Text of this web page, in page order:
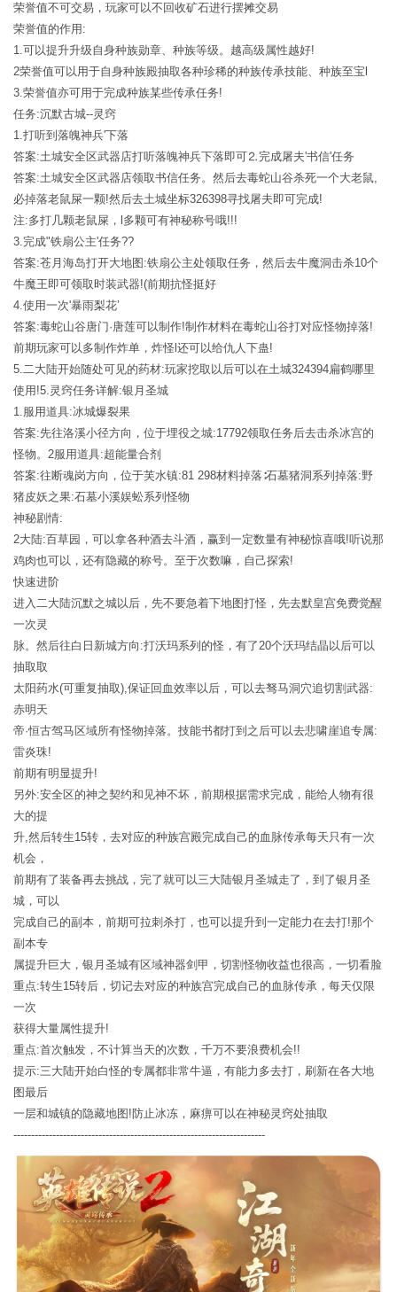
荣誉值不可交易，玩家可以不回收矿石进行摆摊交易
荣誉值的作用:
1.可以提升升级自身种族勋章、种族等级。越高级属性越好!
2荣誉值可以用于自身种族殿抽取各种珍稀的种族传承技能、种族至宝l
3.荣誉值亦可用于完成种族某些传承任务!
任务:沉默古城--灵窍
1.打听到落魄神兵'下落
答案:土城安全区武器店打听落魄神兵下落即可⒉完成屠夫'书信'任务
答案:土城安全区武器店领取书信任务。然后去毒蛇山谷杀死一个大老鼠,
必掉落老鼠屎一颗!然后去土城坐标326398寻找屠夫即可完成!
注:多打几颗老鼠屎，l多颗可有神秘称号哦!!!
3.完成"铁扇公主'任务??
答案:苍月海岛打开大地图:铁扇公主处领取任务，然后去牛魔洞击杀10个
牛魔王即可领取时装武器!(前期抗怪挺好
4.使用一次'暴雨梨花’
答案:毒蛇山谷唐门·唐莲可以制作!制作材料在毒蛇山谷打对应怪物掉落!
前期玩家可以多制作炸单，炸怪l还可以给仇人下蛊!
5.二大陆开始随处可见的药材:玩家挖取以后可以在土城324394扁鹤哪里
使用!5.灵窍任务详解:银月圣城
1.服用道具:冰城爆裂果
答案:先往洛溪小径方向，位于埋役之城:17792领取任务后去击杀冰宫的
怪物。2服用道具:超能量合剂
答案:往断魂岗方向，位于芙水镇:81 298材料掉落∶石墓猪洞系列掉落:野
猪皮妖之果:石墓小溪娱蚣系列怪物
神秘剧情:
2大陆:百草园，可以拿各种酒去斗酒，赢到一定数量有神秘惊喜哦!听说那
鸡肉也可以，还有隐藏的称号。至于次数嘛，自己探索!
快速进阶
进入二大陆沉默之城以后，先不要急着下地图打怪，先去默皇宫免费觉醒
一次灵
脉。然后往白日新城方向:打沃玛系列的怪，有了20个沃玛结晶以后可以
抽取取
太阳药水(可重复抽取),保证回血效率以后，可以去驽马洞穴追切割武器:
赤明天
帝·恒古驾马区域所有怪物掉落。技能书都打到之后可以去悲啸崖追专属:
雷炎珠!
前期有明显提升!
另外:安全区的神之契约和见神不坏，前期根据需求完成，能给人物有很
大的提
升,然后转生15转，去对应的种族宫殿完成自己的血脉传承每天只有一次
机会，
前期有了装备再去挑战，完了就可以三大陆银月圣城走了，到了银月圣
城，可以
完成自己的副本，前期可拉刺杀打，也可以提升到一定能力在去打!那个
副本专
属提升巨大，银月圣城有区域神器剑甲，切割怪物收益也很高，一切看脸
重点:转生15转后，切记去对应的种族宫完成自己的血脉传承，每天仅限
一次
获得大量属性提升!
重点:首次触发，不计算当天的次数，千万不要浪费机会!!
提示:三大陆开始白怪的专属都非常牛逼，有能力多去打，刷新在各大地
图最后
一层和城镇的隐藏地图!防止冰冻，麻痹可以在神秘灵窍处抽取
-----------------------------------------------------------------------